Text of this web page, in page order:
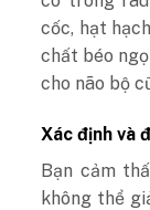
cốc, hạt
chất béo
cho não bộ
Xác định và
Bạn cảm
không thể